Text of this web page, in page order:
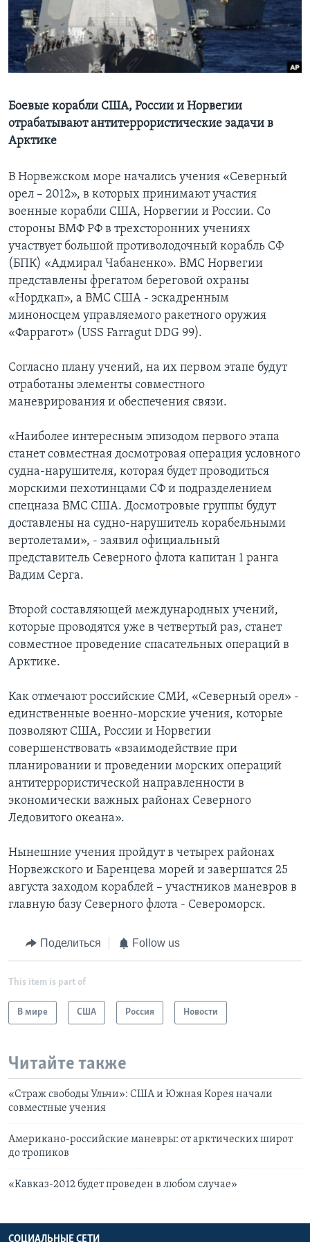
Learning English
СОЦИАЛЬНЫЕ СЕТИ
Языки
Боевые корабли США, России и Норвегии
отрабатывают антитеррористические задачи в
Арктике
В Норвежском море начались учения «Северный
орел – 2012», в которых принимают участия
военные корабли США, Норвегии и России. Со
стороны ВМФ РФ в трехсторонних учениях
участвует большой противолодочный корабль СФ
(БПК) «Адмирал Чабаненко». ВМС Норвегии
представлены фрегатом береговой охраны
«Нордкап», а ВМС США - эскадренным
миноносцем управляемого ракетного оружия
«Фаррагот» (USS Farragut DDG 99).
Согласно плану учений, на их первом этапе будут
отработаны элементы совместного
маневрирования и обеспечения связи.
«Наиболее интересным эпизодом первого этапа
станет совместная досмотровая операция условного
судна-нарушителя, которая будет проводиться
морскими пехотинцами СФ и подразделением
спецназа ВМС США. Досмотровые группы будут
доставлены на судно-нарушитель корабельными
вертолетами», - заявил официальный
представитель Северного флота капитан 1 ранга
Вадим Серга.
Второй составляющей международных учений,
которые проводятся уже в четвертый раз, станет
совместное проведение спасательных операций в
Арктике.
Как отмечают российские СМИ, «Северный орел» -
единственные военно-морские учения, которые
позволяют США, России и Норвегии
совершенствовать «взаимодействие при
планировании и проведении морских операций
антитеррористической направленности в
экономически важных районах Северного
Ледовитого океана».
Нынешние учения пройдут в четырех районах
Норвежского и Баренцева морей и завершатся 25
августа заходом кораблей – участников маневров в
главную базу Северного флота - Североморск.
Поделиться Follow us
This item is part of
В мире США Россия Новости
Читайте также
«Страж свободы Ульчи»: США и Южная Корея начали
совместные учения
Американо-российские маневры: от арктических широт
до тропиков
«Кавказ-2012 будет проведен в любом случае»
СОЦИАЛЬНЫЕ СЕТИ